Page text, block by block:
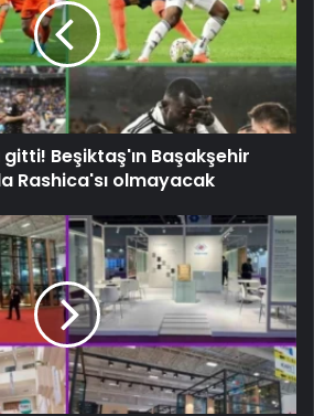
Beşiktaş'ın Başakşehir
Rashica'sı olmayacak